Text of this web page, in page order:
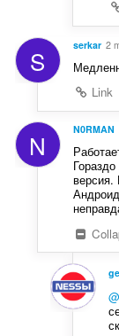
S serkar 2
Link
N N0RMAN
версия.